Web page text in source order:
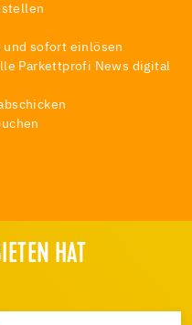
und sofort einlösen
Parkettprofi News digital
HAT